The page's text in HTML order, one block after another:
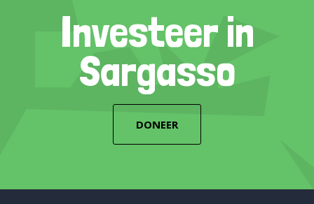
Investeer in
Sargasso
DONEER